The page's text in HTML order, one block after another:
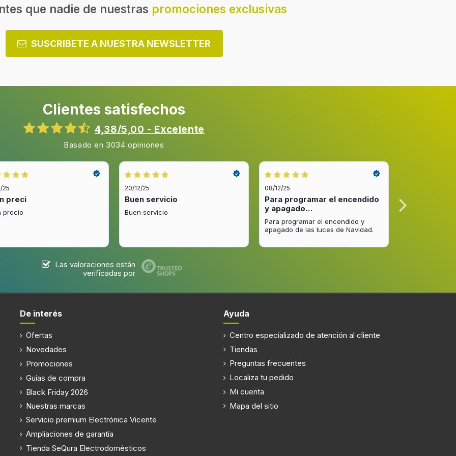
Bisagra para puerta
Cuadro
Botellero
de vino termoeléctrico
vino
Nivel de ruido 47 dB
Voltaje de entrada AC
que nadie de nuestras promociones exclusivas
SUSCRIBETE A NUESTRA NEWSLETTER
Clientes satisfechos
4,38/5,00 - Excelente
Basado en 3034 opiniones
25
preci
precio
20/12/25
Buen servicio
Buen servicio
08/12/25
Para programar el encendido
y apagado…
Para programar el encendido y
apagado de las luces de Navidad.
venta y…
Las valoraciones están
verificadas por
De interés
Ofertas
Novedades
Promociones
Guías de compra
Black Friday 2026
Nuestras marcas
Servicio premium Electrónica Vicente
Ampliaciones de garantía
Tienda SeQura Electrodomésticos
Ayuda
Centro especializado de atención al cliente
Tiendas
Preguntas frecuentes
Localiza tu pedido
Mi cuenta
Mapa del sitio